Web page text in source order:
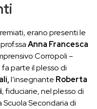
erano presenti le
Anna Francesca
Corropoli –
parte il plesso di
l’insegnante Roberta
, fiduciarie, nel plesso di
Secondaria di